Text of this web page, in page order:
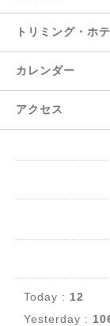
トリミング・ホ
カレンダー
アクセス
Today : 12
Yesterday :